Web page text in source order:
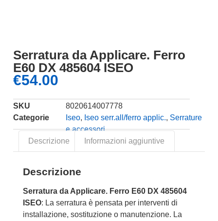
Serratura da Applicare. Ferro
E60 DX 485604 ISEO
€54.00
SKU
8020614007778
Categorie
Iseo, Iseo serr.all/ferro applic., Serrature
e accessori
Descrizione
Informazioni aggiuntive
Descrizione
Serratura da Applicare. Ferro E60 DX 485604
ISEO: La serratura è pensata per interventi di
installazione, sostituzione o manutenzione. La